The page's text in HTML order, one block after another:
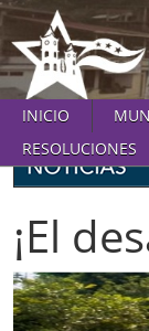
INICIO
RESOLUCIONES
¡El